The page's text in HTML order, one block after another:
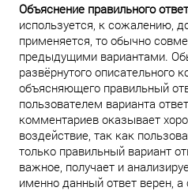
Объяснение правильного
используется, к сожалению,
применяется, то обычно
предыдущими вариантами.
развёрнутого описательного
объясняющего правильный
пользователем варианта
комментариев оказывает
воздействие, так как
только правильный вариант
важное, получает и
именно данный ответ верен, а